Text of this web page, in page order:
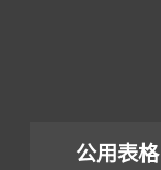
公用表格